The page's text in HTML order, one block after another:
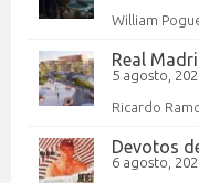
William
Real
5 agosto,
Ricardo
Devotos
6 agosto,